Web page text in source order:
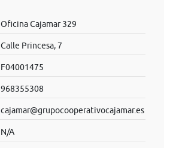
Oficina Cajamar 329
Calle Princesa, 7
F04001475
968355308
cajamar@grupocooperativocajamar.es
N/A